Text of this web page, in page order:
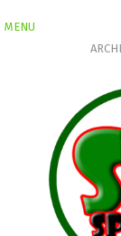
MENU